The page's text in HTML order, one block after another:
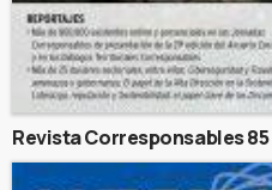
Revista Corresponsables 85